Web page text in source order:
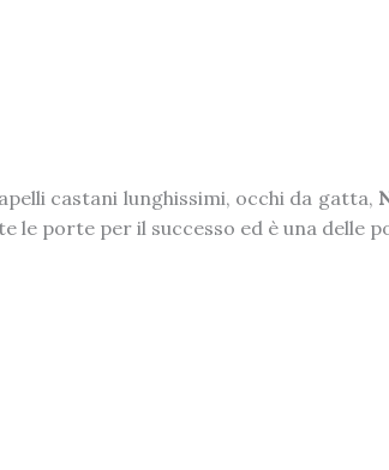
castani lunghissimi, occhi da gatta,
le porte per il successo ed è una delle